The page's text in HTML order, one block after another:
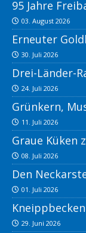
95 Jahre
03. August 2026
Erneuter
30. Juli 2026
Drei-Länder-
24. Juli 2026
Grünkern,
11. Juli 2026
Graue Küken
08. Juli 2026
Den
01. Juli 2026
29. Juni 2026